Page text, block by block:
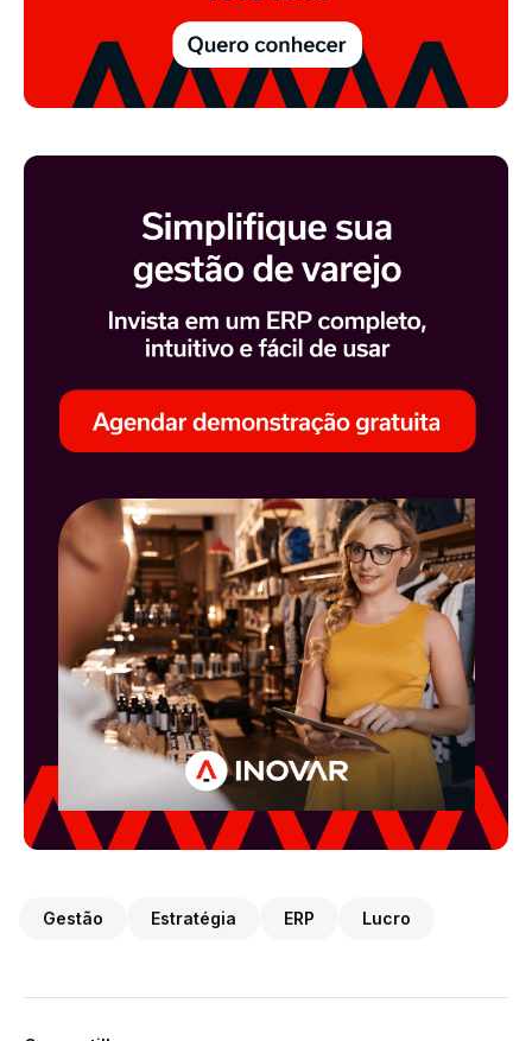
Gestão Estratégia ERP Lucro